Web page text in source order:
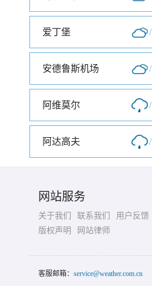
爱丁堡 /
安德鲁斯机场 /
阿维莫尔 /
阿达高夫 /
网站服务
关于我们 联系我们
用户反馈
版权声明
网站律师
客服邮箱： service@weather.com.cn